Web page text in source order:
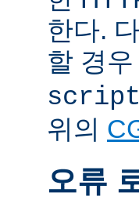
한다.
할 경
script
위의
오류